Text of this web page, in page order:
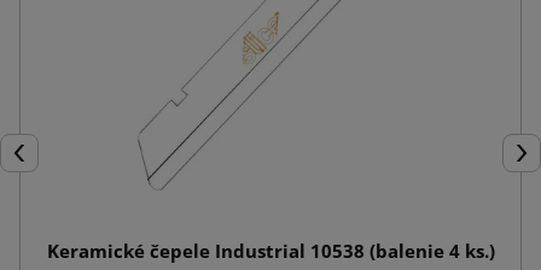
Späť
Keramické čepele Industrial 10538 (balenie 4 ks.)